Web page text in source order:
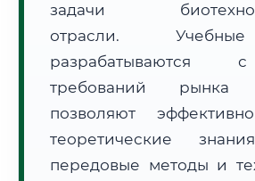
Расчет логистики оригиналов:
• Маршрут транзита:~1 398 км
• Экспресс-доставка СДЭК / Почтой: 2–3 рабочих
📜 Документы и аккредитация
задачи
отрасли.
разрабатываются
требований
позволяют
теоретические
передовые методы и